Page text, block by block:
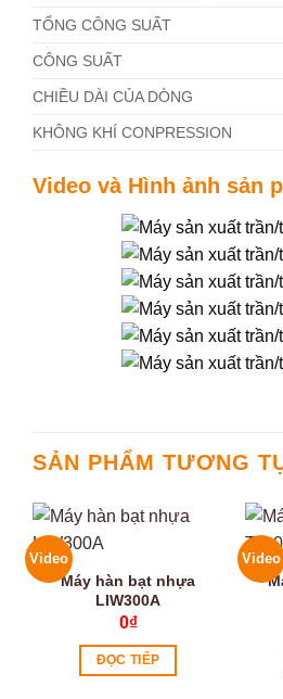
TỔNG CÔNG SUẤT
CÔNG SUẤT
CHIỀU DÀI CỦA DÒNG
KHÔNG KHÍ CONPRESSION
Video và Hình ảnh sản
SẢN PHẨM TƯƠNG
Video
Máy hàn bạt nhựa
LIW300A
0₫
ĐỌC TIẾP
Video